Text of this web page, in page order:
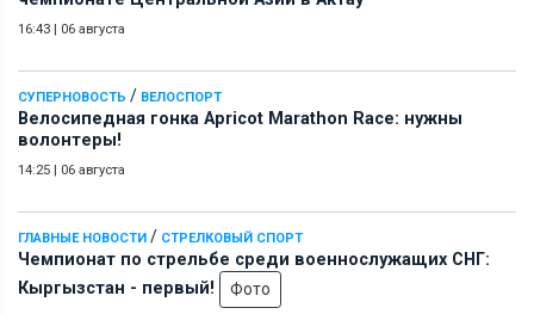
16:43 | 06 августа
СУПЕРНОВОСТЬ / ВЕЛОСПОРТ
Велосипедная гонка Apricot Marathon Race: нужны
волонтеры!
14:25 | 06 августа
ГЛАВНЫЕ НОВОСТИ / СТРЕЛКОВЫЙ СПОРТ
Чемпионат по стрельбе среди военнослужащих СНГ:
Кыргызстан - первый!
Фото